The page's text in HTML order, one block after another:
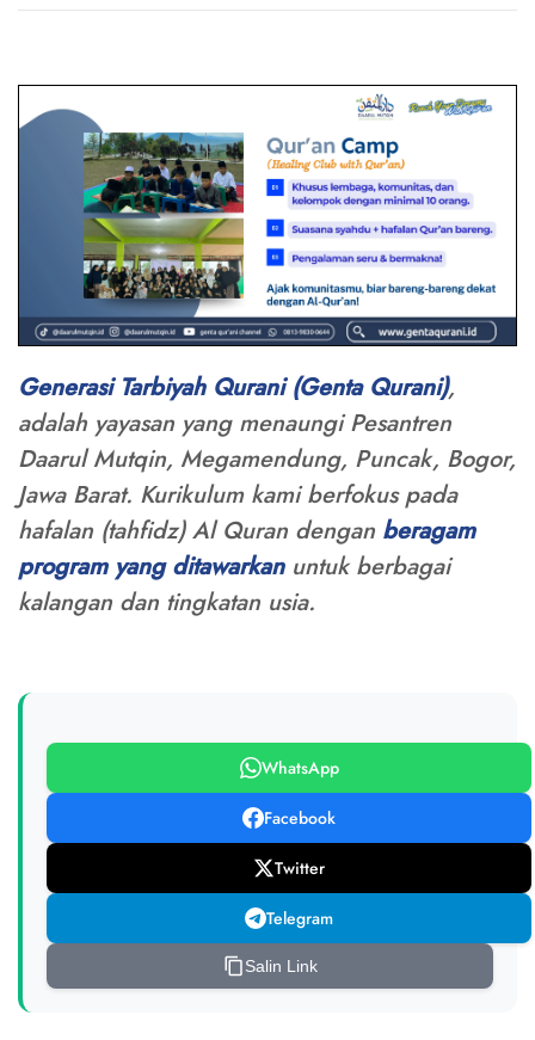
Generasi Tarbiyah Qurani (Genta Qurani),
adalah yayasan yang menaungi Pesantren
Daarul Mutqin, Megamendung, Puncak, Bogor,
Jawa Barat. Kurikulum kami berfokus pada
hafalan (tahfidz) Al Quran dengan beragam
program yang ditawarkanuntuk berbagai
kalangan dan tingkatan usia.
WhatsApp
Facebook
Twitter
Telegram
Salin Link